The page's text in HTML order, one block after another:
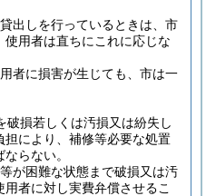
出しを行っているときは、市
用者は直ちにこれに応じな
者に損害が生じても、市は一
破損若しくは汚損又は紛失し
により、補修等必要な処置
らない。
が困難な状態まで破損又は汚
者に対し実費弁償させるこ